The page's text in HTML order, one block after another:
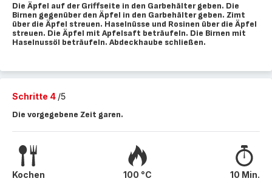
Die Äpfel auf der Griffseite in den Garbehälter geben. Die
Birnen gegenüber den Äpfel in den Garbehälter geben. Zimt
über die Äpfel streuen. Haselnüsse und Rosinen über die Äpfel
streuen. Die Äpfel mit Apfelsaft beträufeln. Die Birnen mit
Haselnussöl beträufeln. Abdeckhaube schließen.
Schritte 4 /5
Die vorgegebene Zeit garen.
Kochen 100 °C 10 Min.